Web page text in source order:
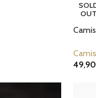
OUT
49,90